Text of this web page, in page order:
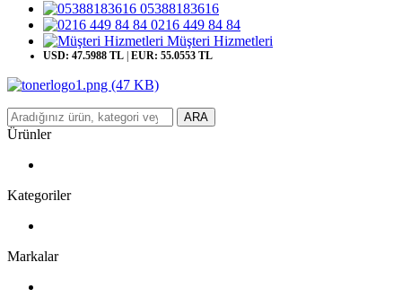
05388183616
0216 449 84 84
Müşteri Hizmetleri
USD: 47.5988 TL EUR: 55.0553 TL
ARA
Ürünler
Kategoriler
Markalar